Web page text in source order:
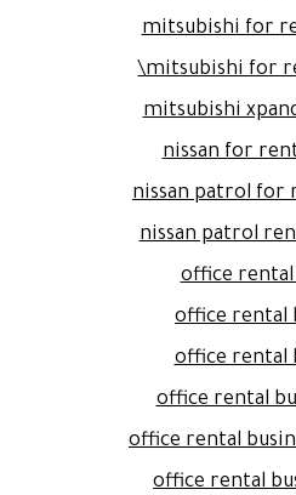
mitsubishi for
mitsubishi for
mitsubishi
nissan for
nissan patrol for
nissan patrol
office
office rental
office rental
office rental
office rental
office rental